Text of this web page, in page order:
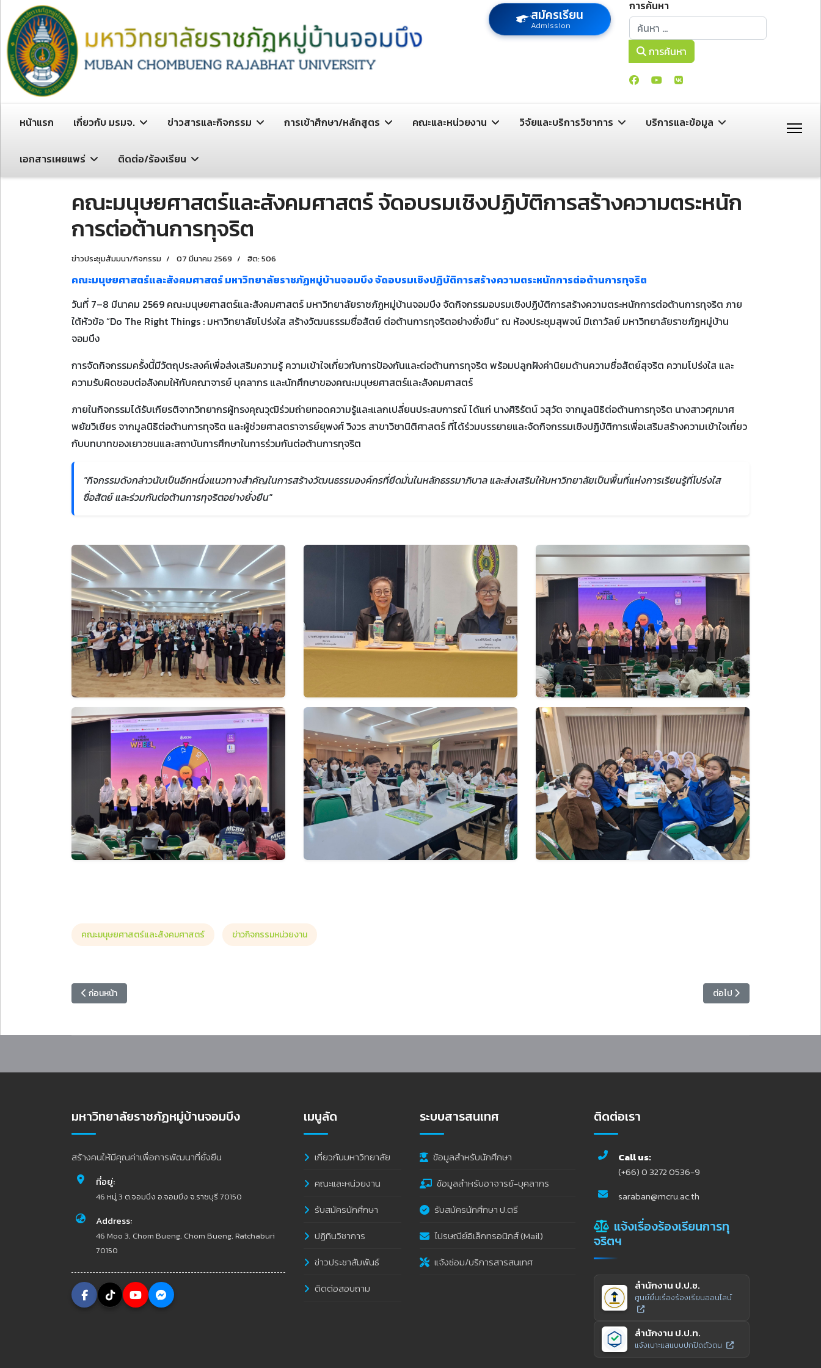
สมัครเรียน
Admission
การค้นหา
การค้นหา
การค้นหา
หน้าแรก เกี่ยวกับ มรมจ. ข่าวสารและกิจกรรม การเข้าศึกษา/หลักสูตร คณะและหน่วยงาน วิจัยและบริการวิชาการ บริการและข้อมูล
เอกสารเผยแพร่ ติดต่อ/ร้องเรียน
คณะมนุษยศาสตร์และสังคมศาสตร์ จัดอบรมเชิงปฏิบัติการสร้างความตระหนัก
การต่อต้านการทุจริต
ข่าวประชุมสัมมนา/กิจกรรม 07 มีนาคม 2569 ฮิต: 506
คณะมนุษยศาสตร์และสังคมศาสตร์ มหาวิทยาลัยราชภัฏหมู่บ้านจอมบึง จัดอบรมเชิงปฏิบัติการสร้างความตระหนักการต่อต้านการทุจริต
วันที่ 7–8 มีนาคม 2569 คณะมนุษยศาสตร์และสังคมศาสตร์ มหาวิทยาลัยราชภัฏหมู่บ้านจอมบึง จัดกิจกรรมอบรมเชิงปฏิบัติการสร้างความตระหนักการต่อต้านการทุจริต ภาย
ใต้หัวข้อ “Do The Right Things : มหาวิทยาลัยโปร่งใส สร้างวัฒนธรรมซื่อสัตย์ ต่อต้านการทุจริตอย่างยั่งยืน” ณ ห้องประชุมสุพจน์ มิเถาวัลย์ มหาวิทยาลัยราชภัฏหมู่บ้าน
จอมบึง
การจัดกิจกรรมครั้งนี้มีวัตถุประสงค์เพื่อส่งเสริมความรู้ ความเข้าใจเกี่ยวกับการป้องกันและต่อต้านการทุจริต พร้อมปลูกฝังค่านิยมด้านความซื่อสัตย์สุจริต ความโปร่งใส และ
ความรับผิดชอบต่อสังคมให้กับคณาจารย์ บุคลากร และนักศึกษาของคณะมนุษยศาสตร์และสังคมศาสตร์
ภายในกิจกรรมได้รับเกียรติจากวิทยากรผู้ทรงคุณวุฒิร่วมถ่ายทอดความรู้และแลกเปลี่ยนประสบการณ์ ได้แก่ นางศิริรัตน์ วสุวัต จากมูลนิธิต่อต้านการทุจริต นางสาวศุภมาศ
พยัฆวิเชียร จากมูลนิธิต่อต้านการทุจริต และผู้ช่วยศาสตราจารย์ยุพงศ์ วิงวร สาขาวิชานิติศาสตร์ ที่ได้ร่วมบรรยายและจัดกิจกรรมเชิงปฏิบัติการเพื่อเสริมสร้างความเข้าใจเกี่ยว
กับบทบาทของเยาวชนและสถาบันการศึกษาในการร่วมกันต่อต้านการทุจริต
"กิจกรรมดังกล่าวนับเป็นอีกหนึ่งแนวทางสำคัญในการสร้างวัฒนธรรมองค์กรที่ยึดมั่นในหลักธรรมาภิบาล และส่งเสริมให้มหาวิทยาลัยเป็นพื้นที่แห่งการเรียนรู้ที่โปร่งใส
ซื่อสัตย์ และร่วมกันต่อต้านการทุจริตอย่างยั่งยืน"
คณะมนุษยศาสตร์และสังคมศาสตร์ ข่าวกิจกรรมหน่วยงาน
เนื้อหาก่อนหน้า: คณะเทคโนโลยีอุตสาหกรรม จัดกิจกรรมพัฒนาทักษะด้านความปลอดภัย อาชีวอนามัย และสิ่งแวดล้อม ในหลักสูตร “ทบทวนความปลอดภัยในการทำงานบนที่สูง นั่งร้าน และพื้นเอียง”
ก่อนหน้า เนื้อหาถัดไป: มหาวิทยาลัยรา
ต่อไป
มหาวิทยาลัยราชภัฏหมู่บ้านจอมบึง
สร้างคนให้มีคุณค่าเพื่อการพัฒนาที่ยั่งยืน
ที่อยู่:
46 หมู่ 3 ต.จอมบึง อ.จอมบึง จ.ราชบุรี 70150
Address:
46 Moo 3, Chom Bueng, Chom Bueng, Ratchaburi
70150
เมนูลัด
เกี่ยวกับมหาวิทยาลัย
คณะและหน่วยงาน
รับสมัครนักศึกษา
ปฏิทินวิชาการ
ข่าวประชาสัมพันธ์
ติดต่อสอบถาม
ระบบสารสนเทศ
ข้อมูลสำหรับนักศึกษา
ข้อมูลสำหรับอาจารย์-บุคลากร
รับสมัครนักศึกษา ป.ตรี
ไปรษณีย์อิเล็กทรอนิกส์ (Mail)
แจ้งซ่อม/บริการสารสนเทศ
ติดต่อเรา
Call us:
(+66) 0 3272 0536-9
saraban@mcru.ac.th
แจ้งเรื่องร้องเรียนการทุ
จริตฯ
สำนักงาน ป.ป.ช.
ศูนย์ยื่นเรื่องร้องเรียนออนไลน์
สำนักงาน ป.ป.ท.
แจ้งเบาะแสแบบปกปิดตัวตน